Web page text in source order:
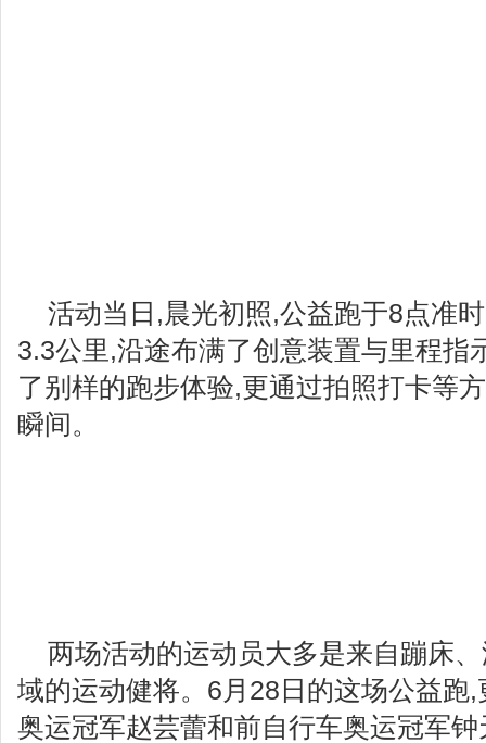
活动当日,晨光初照,公益跑于8点准
3.3公里,沿途布满了创意装置与里程指
了别样的跑步体验,更通过拍照打卡等
瞬间。
两场活动的运动员大多是来自蹦床
域的运动健将。6月28日的这场公益跑
奥运冠军赵芸蕾和前自行车奥运冠军